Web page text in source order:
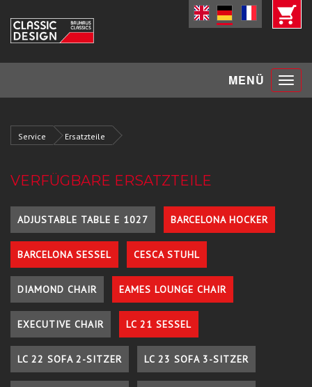
MENÜ Toggle
Service Ersatzteile
VERFÜGBARE ERSATZTEILE
ADJUSTABLE TABLE E 1027 BARCELONA HOCKER
BARCELONA SESSEL CESCA STUHL
DIAMOND CHAIR EAMES LOUNGE CHAIR
EXECUTIVE CHAIR LC 21 SESSEL
LC 22 SOFA 2-SITZER LC 23 SOFA 3-SITZER